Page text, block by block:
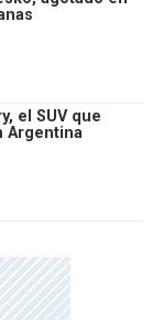
el SUV que
Argentina